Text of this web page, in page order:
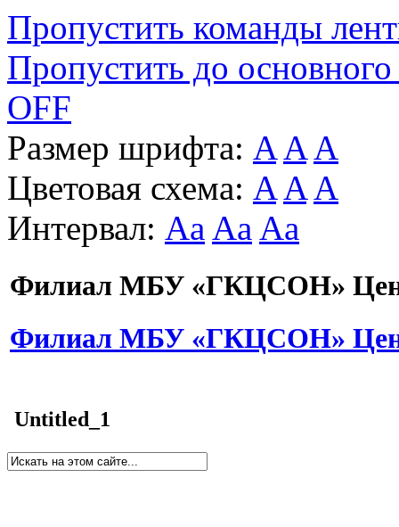
Пропустить команды
Пропустить до основного
OFF
Размер шрифта: A A A
Цветовая схема: A A A
Интервал: Aa Aa Aa
Филиал МБУ «ГКЦСОН»
Филиал МБУ «ГКЦСОН»
Untitled_1